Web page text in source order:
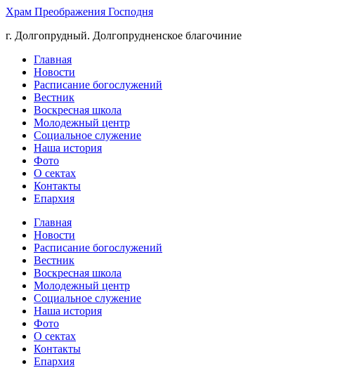
Храм Преображения Господня
г. Долгопрудный. Долгопрудненское благочиние
Главная
Новости
Расписание богослужений
Вестник
Воскресная школа
Молодежный центр
Социальное служение
Наша история
Фото
О сектах
Контакты
Епархия
Главная
Новости
Расписание богослужений
Вестник
Воскресная школа
Молодежный центр
Социальное служение
Наша история
Фото
О сектах
Контакты
Епархия